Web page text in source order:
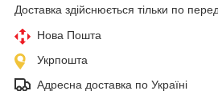
Доставка здійснюється тільки по
Нова Пошта
Укрпошта
Адресна доставка по Україні